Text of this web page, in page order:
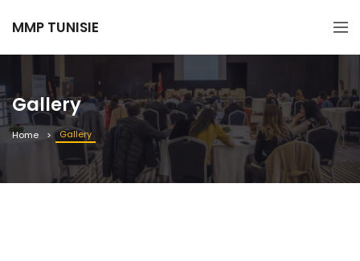
MMP TUNISIE
Gallery
Home Gallery